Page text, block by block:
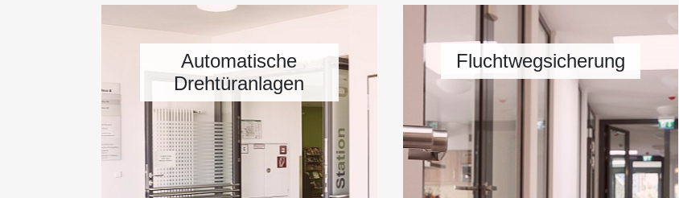
Automatische
Drehtüranlagen
Fluchtwegsicherung